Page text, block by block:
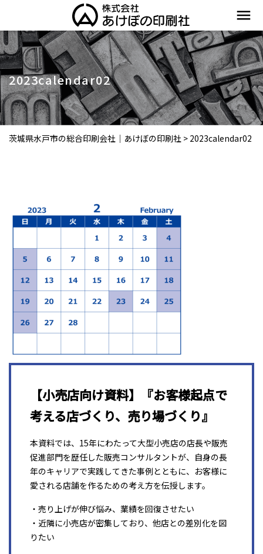
menu
2023calendar02
茨城県水戸市の総合印刷会社｜あけぼの印刷社 > 2023calendar02
【小売店向け資料】『お客様起点で
考える店づくり、売り場づくり』
本資料では、15年にわたって大型小売店の店長や販売
促進部門を歴任した販売コンサルタントが、自身の長
年のキャリアで実践してきた事例とともに、お客様に
愛される店舗を作るための考え方を伝授します。
・売り上げが伸び悩み、業績を回復させたい
・近隣に小売店が密集しており、他店との差別化を図
りたい